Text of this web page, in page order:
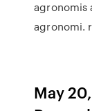
agronomis
agronomi.
May